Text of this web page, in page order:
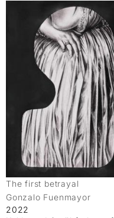
The first betrayal
Gonzalo Fuenmayor
2022